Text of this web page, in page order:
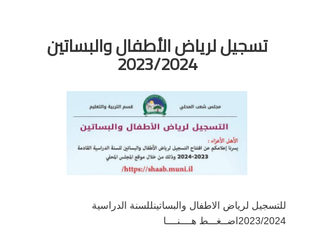
تسجيل لرياض الأطفال والبساتين
2023/2024
للتسجيل لرياض الاطفال والبساتينللسنة الدراسية
2023/2024اضــغـــط هــــنــــا